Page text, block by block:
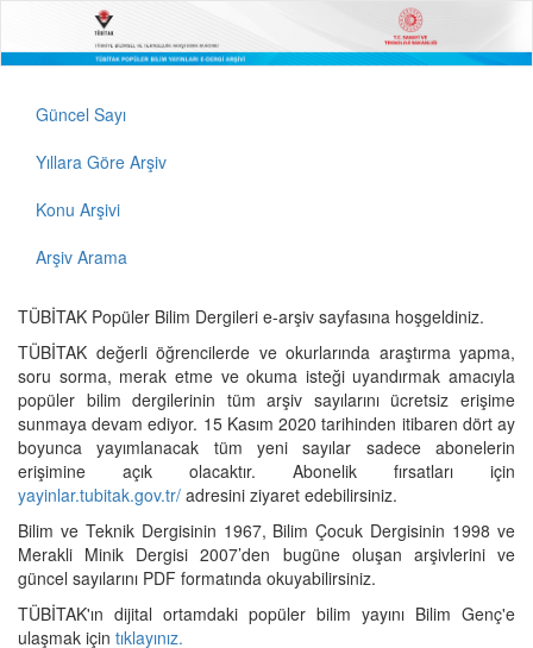
Güncel Sayı
Yıllara Göre Arşiv
Konu Arşivi
Arşiv Arama
TÜBİTAK Popüler Bilim Dergileri e-arşiv sayfasına hoşgeldiniz.
TÜBİTAK değerli öğrencilerde ve okurlarında araştırma yapma,
soru sorma, merak etme ve okuma isteği uyandırmak amacıyla
popüler bilim dergilerinin tüm arşiv sayılarını ücretsiz erişime
sunmaya devam ediyor. 15 Kasım 2020 tarihinden itibaren dört ay
boyunca yayımlanacak tüm yeni sayılar sadece abonelerin
erişimine açık olacaktır. Abonelik fırsatları için
yayinlar.tubitak.gov.tr/ adresini ziyaret edebilirsiniz.
Bilim ve Teknik Dergisinin 1967, Bilim Çocuk Dergisinin 1998 ve
Merakli Minik Dergisi 2007’den bugüne oluşan arşivlerini ve
güncel sayılarını PDF formatında okuyabilirsiniz.
TÜBİTAK'ın dijital ortamdaki popüler bilim yayını Bilim Genç'e
ulaşmak için tıklayınız.